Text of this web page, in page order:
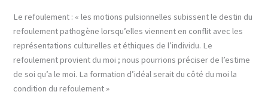
Le refoulement : « les motions pulsionnelles subissent le destin du
refoulement pathogène lorsqu’elles viennent en conflit avec les
représentations culturelles et éthiques de l’individu. Le
refoulement provient du moi ; nous pourrions préciser de l’estime
de soi qu’a le moi. La formation d’idéal serait du côté du moi la
condition du refoulement »